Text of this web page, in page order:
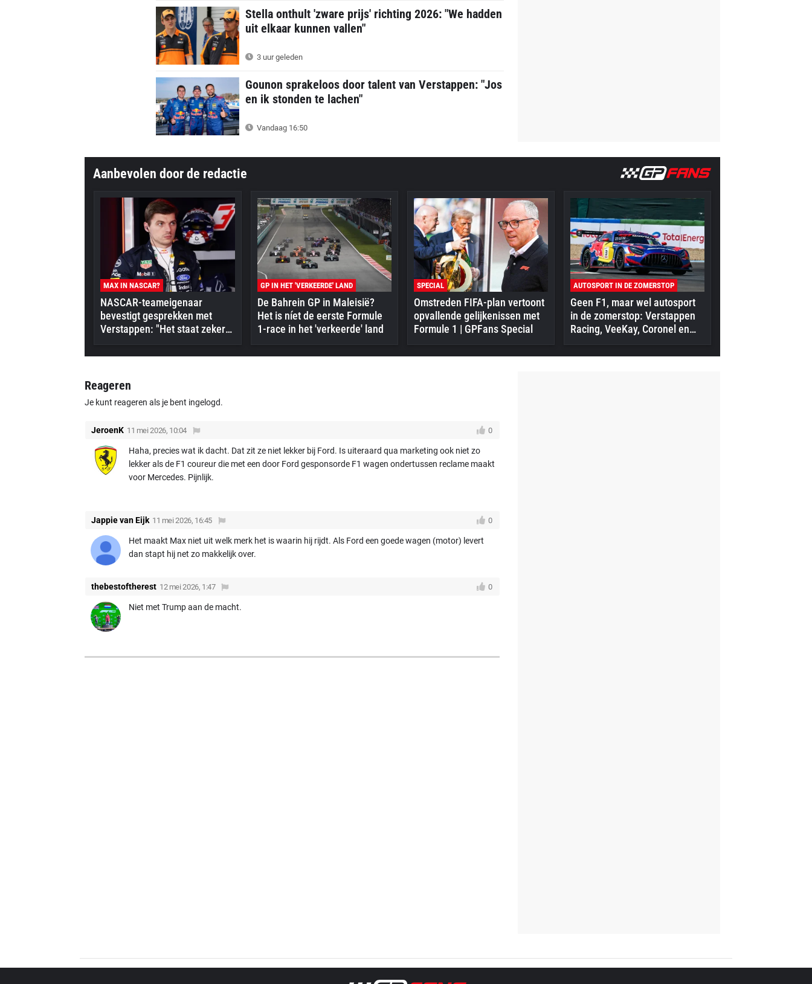
Stella onthult 'zware prijs' richting 2026: "We hadden
uit elkaar kunnen vallen"
3 uur geleden
Gounon sprakeloos door talent van Verstappen: "Jos
en ik stonden te lachen"
Vandaag 16:50
Aanbevolen door de redactie
MAX IN NASCAR?
NASCAR-teameigenaar
bevestigt gesprekken met
Verstappen: "Het staat zeker
op zijn radar"
GP IN HET 'VERKEERDE' LAND
De Bahrein GP in Maleisië?
Het is níet de eerste Formule
1-race in het 'verkeerde' land
SPECIAL
Omstreden FIFA-plan vertoont
opvallende gelijkenissen met
Formule 1 | GPFans Special
AUTOSPORT IN DE ZOMERSTOP
Geen F1, maar wel autosport
in de zomerstop: Verstappen
Racing, VeeKay, Coronel en
meer in actie
Reageren
Je kunt reageren als je bent ingelogd.
JeroenK 11 mei 2026, 10:04 0
Haha, precies wat ik dacht. Dat zit ze niet lekker bij Ford. Is uiteraard qua marketing ook niet zo
lekker als de F1 coureur die met een door Ford gesponsorde F1 wagen ondertussen reclame maakt
voor Mercedes. Pijnlijk.
Jappie van Eijk 11 mei 2026, 16:45 0
Het maakt Max niet uit welk merk het is waarin hij rijdt. Als Ford een goede wagen (motor) levert
dan stapt hij net zo makkelijk over.
thebestoftherest 12 mei 2026, 1:47 0
Niet met Trump aan de macht.